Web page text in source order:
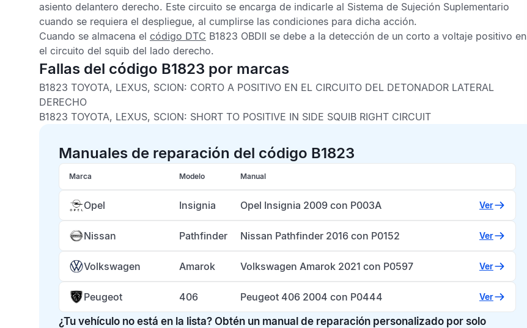
asiento delantero derecho. Este circuito se encarga de indicarle al Sistema de Sujeción Suplementario
cuando se requiera el despliegue, al cumplirse las condiciones para dicha acción.
Cuando se almacena el código DTC B1823 OBDII se debe a la detección de un corto a voltaje positivo en
el circuito del squib del lado derecho.
Fallas del código B1823 por marcas
B1823 TOYOTA, LEXUS, SCION: CORTO A POSITIVO EN EL CIRCUITO DEL DETONADOR LATERAL
DERECHO
B1823 TOYOTA, LEXUS, SCION: SHORT TO POSITIVE IN SIDE SQUIB RIGHT CIRCUIT
Manuales de reparación del código B1823
Marca Modelo Manual
Opel Insignia Opel Insignia 2009 con P003A Ver
Nissan Pathfinder Nissan Pathfinder 2016 con P0152 Ver
Volkswagen Amarok Volkswagen Amarok 2021 con P0597 Ver
Peugeot 406 Peugeot 406 2004 con P0444 Ver
¿Tu vehículo no está en la lista? Obtén un manual de reparación personalizado por solo